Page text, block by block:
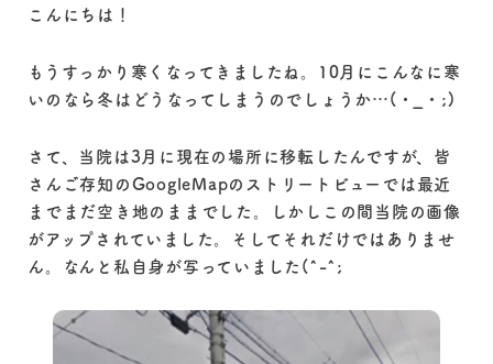
こんにちは！
もうすっかり寒くなってきましたね。10月にこんなに寒
いのなら冬はどうなってしまうのでしょうか…(・_・;)
さて、当院は3月に現在の場所に移転したんですが、皆
さんご存知のGoogleMapのストリートビューでは最近
までまだ空き地のままでした。しかしこの間当院の画像
がアップされていました。そしてそれだけではありませ
ん。なんと私自身が写っていました(^-^;